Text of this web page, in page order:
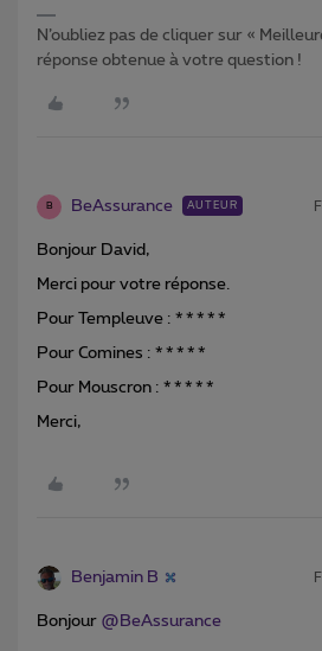
N’oubliez pas de cliquer sur «
réponse obtenue à votre question !
B BeAssurance AUTEUR
Bonjour David,
Merci pour votre réponse.
Pour Templeuve : *****
Pour Comines : *****
Pour Mouscron : *****
Merci,
Benjamin B
Bonjour @BeAssurance